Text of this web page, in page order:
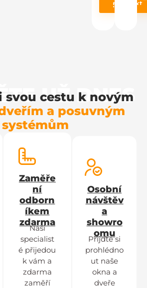
produkt
UŽ DNES
svou cestu k novým
a posuvným
systémům
Zaměře
ní
odborn
íkem
zdarma
Naši
specialist
é přijedou
k vám a
zdarma
zaměří
Osobní
návštěv
a
showro
omu
Přijďte si
prohlédno
ut naše
okna a
dveře